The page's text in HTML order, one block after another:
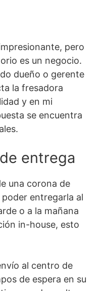
pero
es un negocio.
dueño o gerente
la fresadora
y en mi
se encuentra
entrega
una corona de
entregarla al
o a la mañana
in-house, esto
al centro de
de espera en su